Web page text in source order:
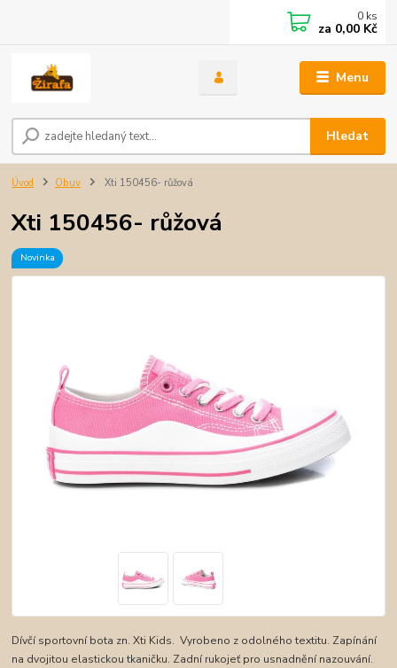
Menu
Hledat
0 ks
za 0,00 Kč
Úvod Obuv Xti 150456- růžová
Xti 150456- růžová
Novinka
Dívčí sportovní bota zn. Xti Kids. Vyrobeno z odolného textitu. Zapínání
na dvojitou elastickou tkaničku. Zadní rukojeť pro usnadnění nazouvání.